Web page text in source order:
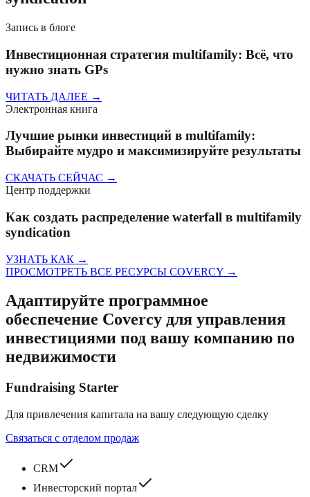
Запись в блоге
Инвестиционная стратегия multifamily: Всё, что
нужно знать GPs
ЧИТАТЬ ДАЛЕЕ →
Электронная книга
Лучшие рынки инвестиций в multifamily:
Выбирайте мудро и максимизируйте результаты
СКАЧАТЬ СЕЙЧАС →
Центр поддержки
Как создать распределение waterfall в multifamily
syndication
УЗНАТЬ КАК →
ПРОСМОТРЕТЬ ВСЕ РЕСУРСЫ COVERCY →
Адаптируйте программное
обеспечение Covercy для управления
инвестициями под вашу компанию по
недвижимости
Fundraising Starter
Для привлечения капитала на вашу следующую сделку
Связаться с отделом продаж
CRM
Инвесторский портал